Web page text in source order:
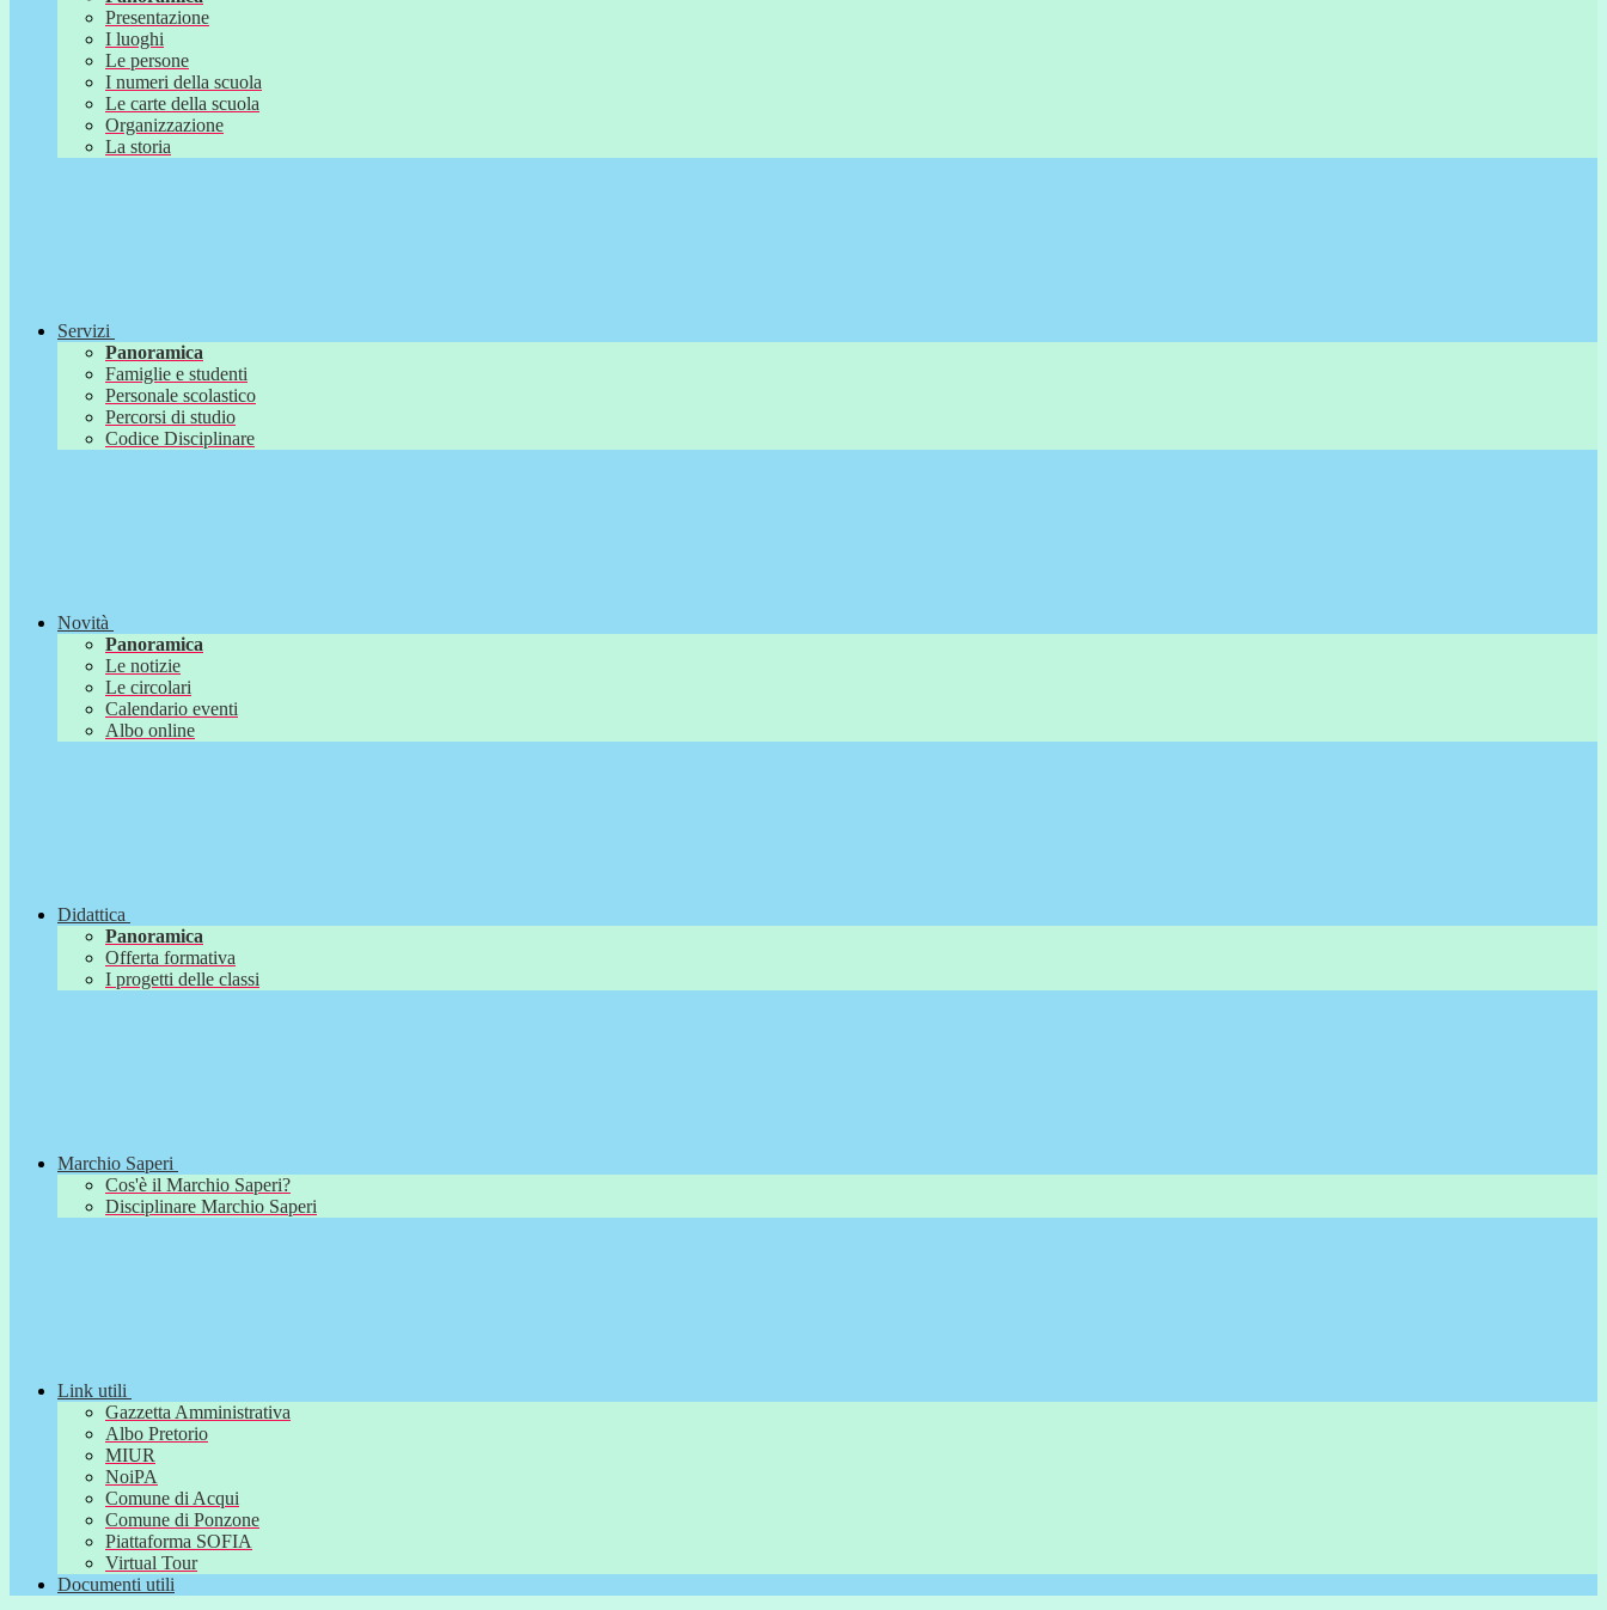
Presentazione
I luoghi
Le persone
I numeri della scuola
Le carte della scuola
Organizzazione
La storia
Servizi
Panoramica
Famiglie e studenti
Personale scolastico
Percorsi di studio
Codice Disciplinare
Novità
Panoramica
Le notizie
Le circolari
Calendario eventi
Albo online
Didattica
Panoramica
Offerta formativa
I progetti delle classi
Marchio Saperi
Cos'è il Marchio Saperi?
Disciplinare Marchio Saperi
Link utili
Gazzetta Amministrativa
Albo Pretorio
MIUR
NoiPA
Comune di Acqui
Comune di Ponzone
Piattaforma SOFIA
Virtual Tour
Documenti utili